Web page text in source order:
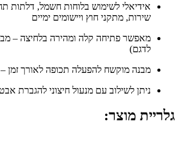
אידיאלי לשימוש בלוחות חשמל, דלתות
שירות, מתקני חוץ ויישומים ימיים
מאפשר פתיחה קלה ומהירה בלחיצה –
לדגם)
מבנה מוקשח להפעלה תכופה לאורך זמן
ניתן לשילוב עם מנעול חיצוני להגברת
גלריית מוצר: